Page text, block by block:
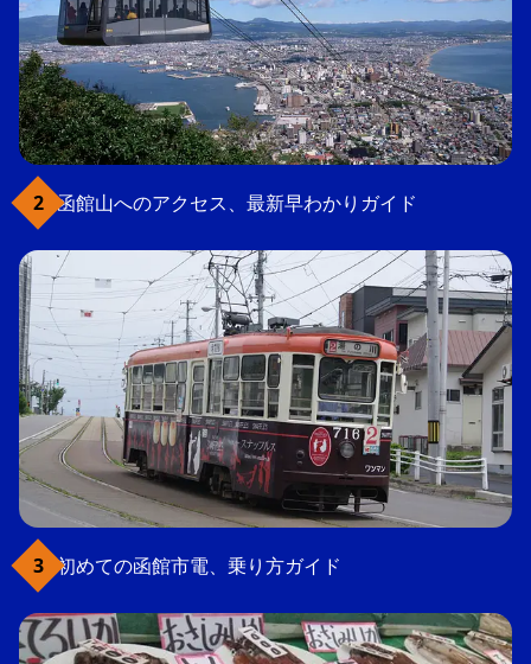
函館山へのアクセス、最新早わかりガイド
初めての函館市電、乗り方ガイド